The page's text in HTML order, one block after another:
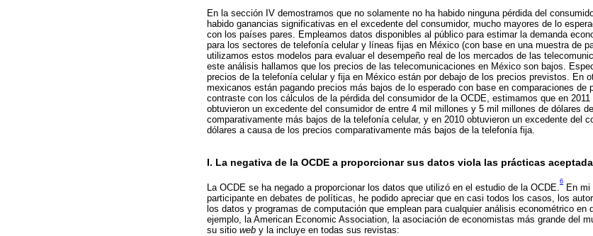
En la sección IV demostramos que no solamente no ha habido ninguna pérdida del
habido ganancias significativas en el excedente del consumidor, mucho mayores de lo
con los países pares. Empleamos datos disponibles al público para estimar la demanda
para los sectores de telefonía celular y líneas fijas en México (con base en una muestra de
utilizamos estos modelos para evaluar el desempeño real de los mercados de las
este análisis hallamos que los precios de las telecomunicaciones en México son bajos.
precios de la telefonía celular y fija en México están por debajo de los precios previstos. En
mexicanos están pagando precios más bajos de lo esperado con base en comparaciones de
contraste con los cálculos de la pérdida del consumidor de la OCDE, estimamos que en
obtuvieron un excedente del consumidor de entre 4 mil millones y 5 mil millones de dólares
comparativamente más bajos de la telefonía celular, y en 2010 obtuvieron un excedente del
dólares a causa de los precios comparativamente más bajos de la telefonía fija.
I. La negativa de la OCDE a proporcionar sus datos viola las prácticas
La OCDE se ha negado a proporcionar los datos que utilizó en el estudio de la OCDE.
6
En
participante en debates de políticas, he podido apreciar que en casi todos los casos, los
los datos y programas de computación que emplean para cualquier análisis econométrico
ejemplo, la American Economic Association, la asociación de economistas más grande del
su sitio web y la incluye en todas sus revistas: